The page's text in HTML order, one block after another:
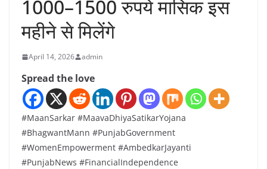
1000–1500 रुपये मासिक इस
महीने से मिलेंगे
April 14, 2026 admin
Spread the love
#MaanSarkar #MaavaDhiyaSatikarYojana
#BhagwantMann #PunjabGovernment
#WomenEmpowerment #AmbedkarJayanti
#PunjabNews #FinancialIndependence